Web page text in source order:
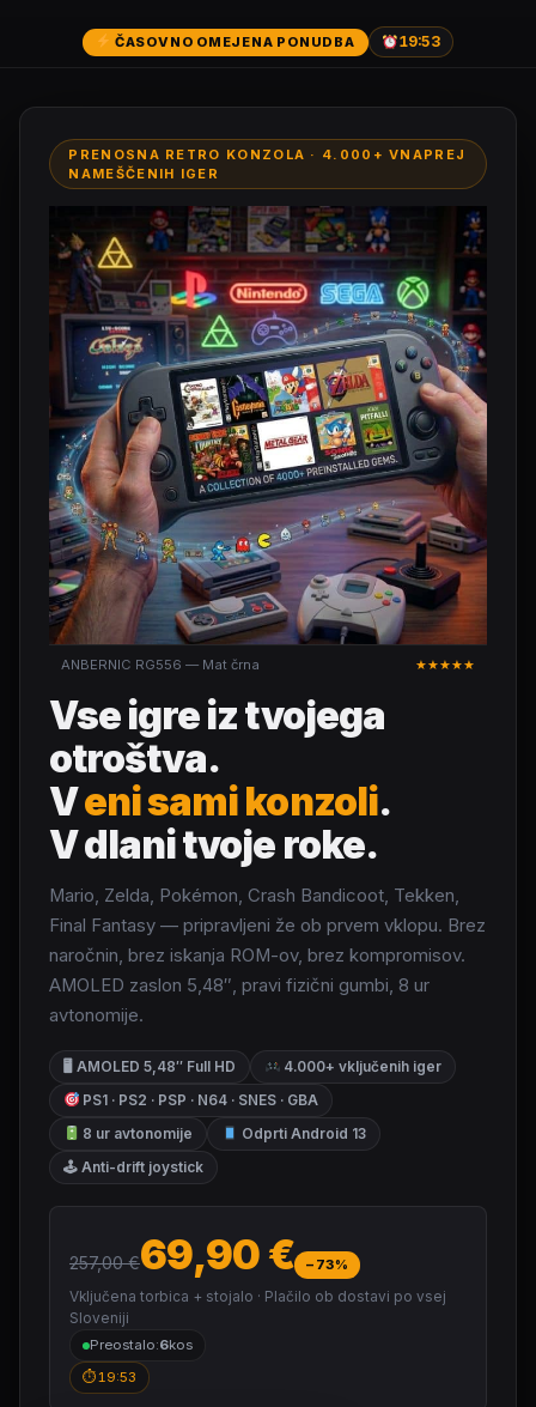
ČASOVNO OMEJENA PONUDBA 19:52
PRENOSNA RETRO KONZOLA · 4.000+ VNAPREJ
NAMEŠČENIH IGER
ANBERNIC RG556 — Mat črna ★★★★★
Vse igre iz tvojega
otroštva.
Veni sami konzoli.
V dlani tvoje roke.
Mario, Zelda, Pokémon, Crash Bandicoot, Tekken,
Final Fantasy — pripravljeni že ob prvem vklopu. Brez
naročnin, brez iskanja ROM-ov, brez kompromisov.
AMOLED zaslon 5,48″, pravi fizični gumbi, 8 ur
avtonomije.
🖥 AMOLED 5,48″ Full HD
4.000+ vključenih iger
PS1 · PS2 · PSP · N64 · SNES · GBA
8 ur avtonomije
Odprti Android 13
🕹 Anti-drift joystick
257,00 €69,90 €
−73%
Vključena torbica + stojalo · Plačilo ob dostavi po vsej
Sloveniji
Preostalo:6kos
⏱19:52